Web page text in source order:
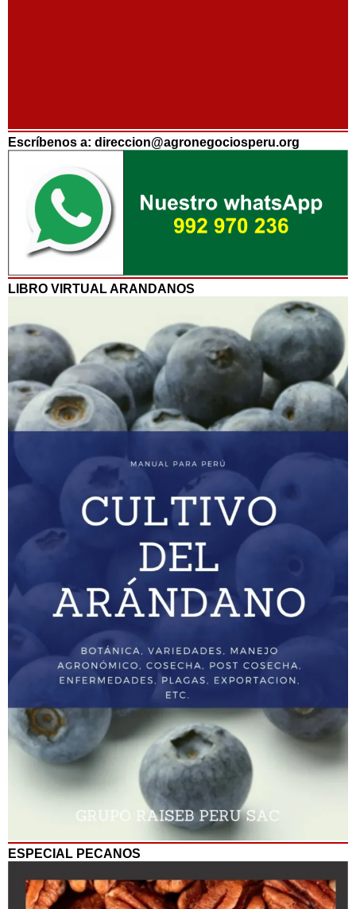
Escríbenos a: direccion@agronegociosperu.org
LIBRO VIRTUAL ARANDANOS
ESPECIAL PECANOS